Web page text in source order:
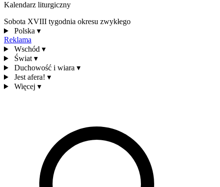
Kalendarz liturgiczny
Sobota XVIII tygodnia okresu zwykłego
Polska ▾
Reklama
Wschód ▾
Świat ▾
Duchowość i wiara ▾
Jest afera! ▾
Więcej ▾